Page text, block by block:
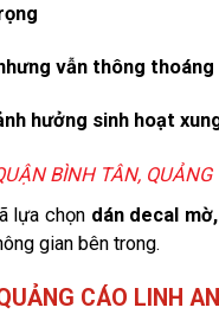
vẫn thông thoáng
hưởng sinh hoạt
BÌNH TÂN,
lựa chọn dán decal
gian bên trong.
CÁO LINH